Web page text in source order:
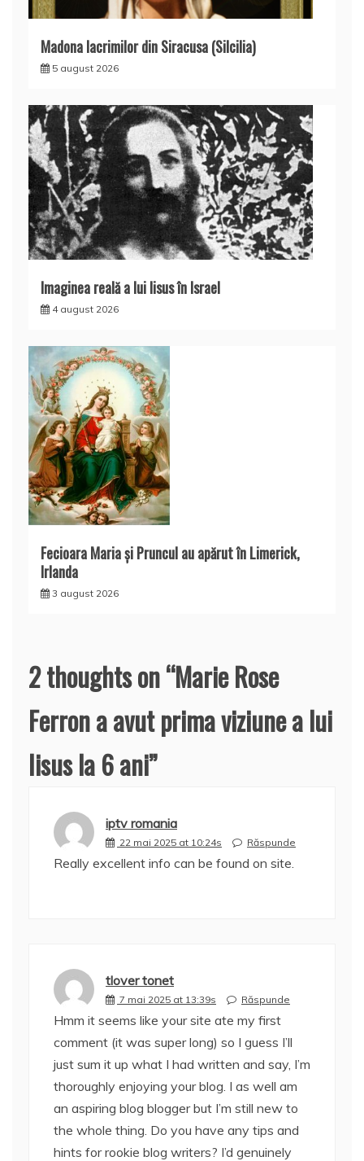
Madona lacrimilor din Siracusa (Silcilia)
5 august 2026
Imaginea reală a lui Iisus în Israel
4 august 2026
Fecioara Maria şi Pruncul au apărut în Limerick,
Irlanda
3 august 2026
2 thoughts on “Marie Rose
Ferron a avut prima viziune a lui
Iisus la 6 ani”
iptv romania
22 mai 2025 at 10:24s Răspunde
Really excellent info can be found on site.
tlover tonet
7 mai 2025 at 13:39s Răspunde
Hmm it seems like your site ate my first
comment (it was super long) so I guess I’ll
just sum it up what I had written and say, I’m
thoroughly enjoying your blog. I as well am
an aspiring blog blogger but I’m still new to
the whole thing. Do you have any tips and
hints for rookie blog writers? I’d genuinely